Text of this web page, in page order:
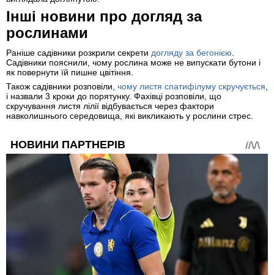
Інші новини про догляд за
рослинами
Раніше садівники розкрили секрети догляду за бегонією
Садівники пояснили, чому рослина може не випускати бутони і
як повернути їй пишне цвітіння.
Також садівники розповіли, чому листя спатифілуму скручується
і назвали 3 кроки до порятунку. Фахівці розповіли, що
скручування листя лілії відбувається через фактори
навколишнього середовища, які викликають у рослини стрес.